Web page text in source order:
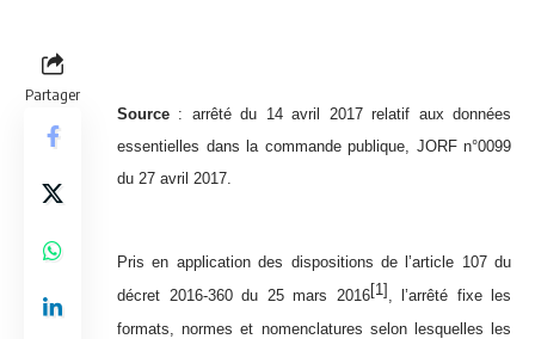
Partager
Source : arrêté du 14 avril 2017 relatif aux données
essentielles dans la commande publique, JORF n°0099
du 27 avril 2017.
Pris en application des dispositions de l’article 107 du
décret 2016-360 du 25 mars 2016[1] , l’arrêté fixe les
formats, normes et nomenclatures selon lesquelles les